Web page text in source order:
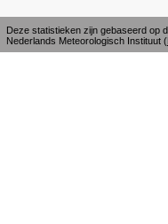
Deze statistieken zijn gebaseerd op
Nederlands Meteorologisch Instituut (